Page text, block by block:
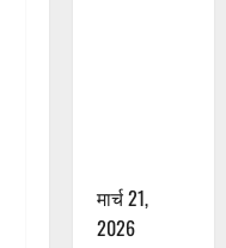
मार्च 21,
2026